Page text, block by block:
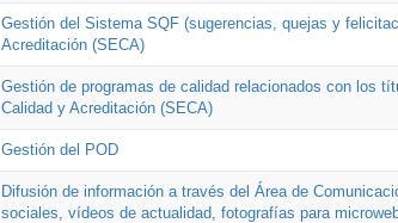
Gestión del Sistema SQF (sugerencias, quejas y
Acreditación (SECA)
Gestión de programas de calidad relacionados con los
Calidad y Acreditación (SECA)
Gestión del POD
Difusión de información a través del Área de
sociales, vídeos de actualidad, fotografías para